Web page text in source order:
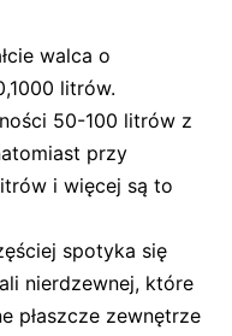
walca o
litrów.
50-100 litrów z
przy
i więcej są to
spotyka się
nierdzewnej, które
płaszcze zewnętrze